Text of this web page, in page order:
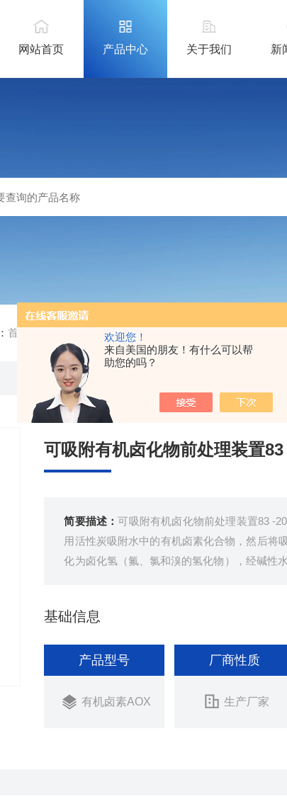
欢迎您！
来自美国的朋友！有什么可以帮
助您的吗？
网站首页 产品中心 关于我们 新
首页 燃烧炉/ / 有机卤素AOX
可吸附有机卤化物前处理装置
简要描述：可吸附有机卤化物前处理装置83 -
用活性炭吸附水中的有机卤素化合物，然后将
化为卤化氢（氟、氯和溴的氢化物），经碱性
基础信息
产品型号
有机卤素AOX
厂商性质
生产厂家